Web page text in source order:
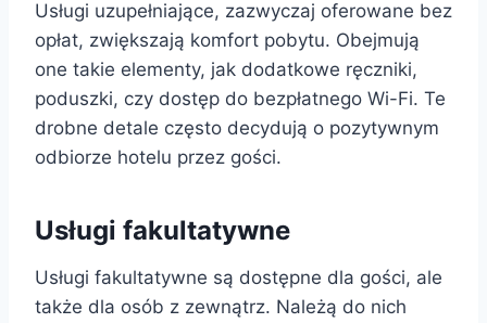
Usługi uzupełniające, zazwyczaj oferowane bez
opłat, zwiększają komfort pobytu. Obejmują
one takie elementy, jak dodatkowe ręczniki,
poduszki, czy dostęp do bezpłatnego Wi-Fi. Te
drobne detale często decydują o pozytywnym
odbiorze hotelu przez gości.
Usługi fakultatywne
Usługi fakultatywne są dostępne dla gości, ale
także dla osób z zewnątrz. Należą do nich